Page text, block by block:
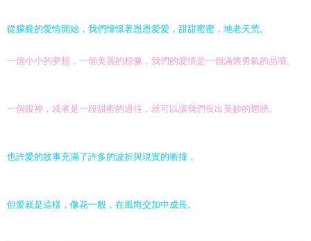
從朦朧的愛情開始，我們憧憬著恩恩愛愛，甜甜蜜蜜，地老天荒。
一個小小的夢想，一個美麗的想像，我們的愛情是一個滿懷勇氣的品嚐。
一個眼神，或者是一段甜蜜的過往，就可以讓我們長出美妙的翅膀。
也許愛的故事充滿了許多的波折與現實的衝撞，
但愛就是這樣，像花一般，在風雨交加中成長。